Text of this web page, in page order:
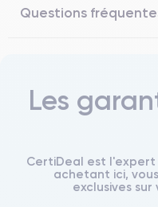
Questions
Les
CertiDeal est l'expert
achetant ici,
exclusives